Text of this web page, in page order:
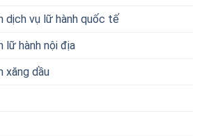
dịch vụ lữ hành quốc tế
lữ hành nội địa
xăng dầu